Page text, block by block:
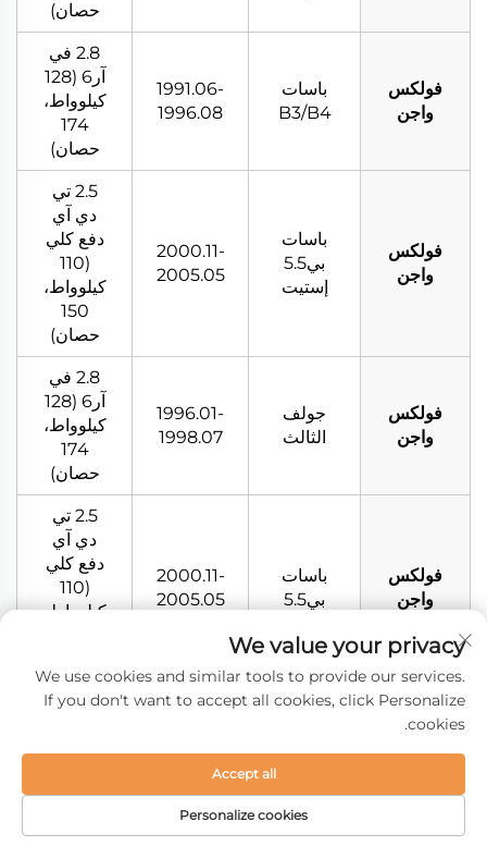
حصان)
فولكس
واجن
باسات
B3/B4
1991.06-
1996.08
2.8 في
آر6 (128
كيلوواط،
174
حصان)
فولكس
واجن
باسات
بي5.5
إستيت
2000.11-
2005.05
2.5 تي
دي آي
دفع كلي
(110
كيلوواط،
150
حصان)
فولكس
واجن
جولف
الثالث
1996.01-
1998.07
2.8 في
آر6 (128
كيلوواط،
174
حصان)
فولكس
واجن
باسات
بي5.5
2000.11-
2005.05
2.5 تي
دي آي
دفع كلي
(110
كيلوواط،
فولكس
واجن
الرابع
2007.12
2.0 (85
115
باسات
(110
We value your privacy
We use cookies and similar tools to provide our services.
If you don't want to accept all cookies, click Personalize
cookies.
Personalize cookies
Accept all